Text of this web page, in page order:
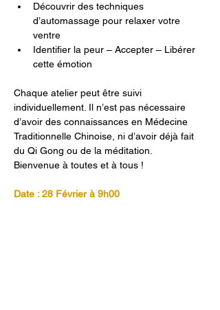
Découvrir des techniques
d’automassage pour relaxer votre
ventre
Identifier la peur – Accepter – Libérer
cette émotion
Chaque atelier peut être suivi
individuellement. Il n’est pas nécessaire
d’avoir des connaissances en Médecine
Traditionnelle Chinoise, ni d’avoir déjà fait
du Qi Gong ou de la méditation.
Bienvenue à toutes et à tous !
Date : 28 Février à 9h00